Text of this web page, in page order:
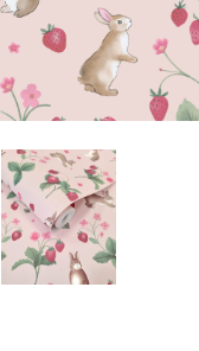
Envato
Careers
Policy
Community
Blog
Forums